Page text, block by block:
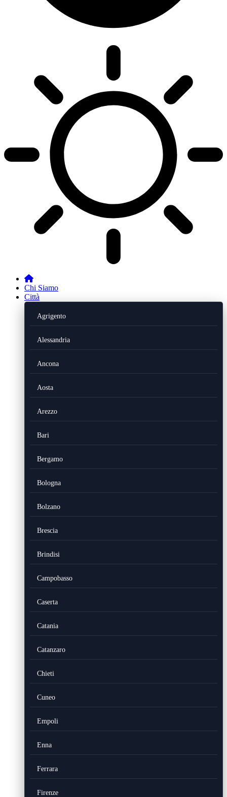
Chi Siamo
Città
Agrigento
Alessandria
Ancona
Aosta
Arezzo
Bari
Bergamo
Bologna
Bolzano
Brescia
Brindisi
Campobasso
Caserta
Catania
Catanzaro
Chieti
Cuneo
Empoli
Enna
Ferrara
Firenze